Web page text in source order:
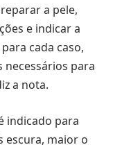
a pele,
e indicar a
cada caso,
para
a nota.
indicado para
escura, maior o